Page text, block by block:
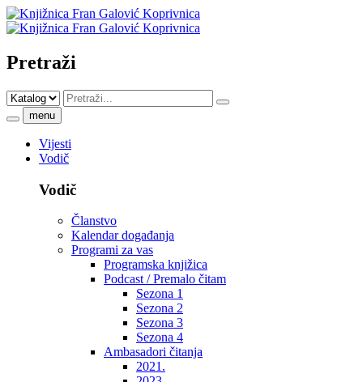
Pretraži
menu
Vijesti
Vodič
Vodič
Članstvo
Kalendar događanja
Programi za vas
Programska knjižica
Podcast / Premalo čitam
Sezona 1
Sezona 2
Sezona 3
Sezona 4
Ambasadori čitanja
2021.